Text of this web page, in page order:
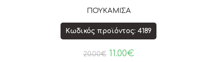
ΠΟΥΚΑΜΙΣΑ
Κωδικός προϊόντος: 4189
20.00€ 11.00€